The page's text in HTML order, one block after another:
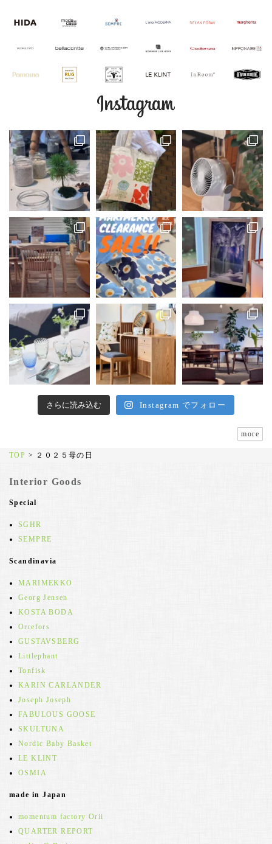
さらに読み込む Instagram でフォロー
more
TOP > ２０２５母の日
Interior Goods
Special
SGHR
SEMPRE
Scandinavia
MARIMEKKO
Georg Jensen
KOSTA BODA
Orrefors
GUSTAVSBERG
Littlephant
Tonfisk
KARIN CARLANDER
Joseph Joseph
FABULOUS GOOSE
SKULTUNA
Nordic Baby Basket
LE KLINT
OSMIA
made in Japan
momentum factory Orii
QUARTER REPORT